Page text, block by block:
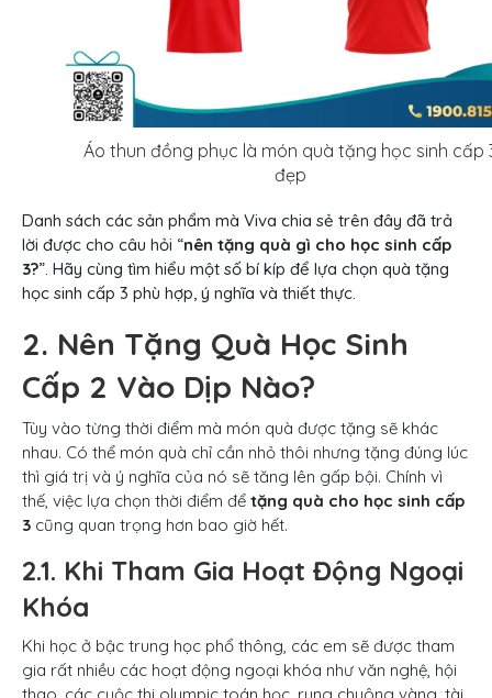
Áo thun đồng phục là món quà tặng học sinh cấp
đẹp
Danh sách các sản phẩm mà Viva chia sẻ trên đây đã trả
lời được cho câu hỏi “nên tặng quà gì cho học sinh cấp
3?”. Hãy cùng tìm hiểu một số bí kíp để lựa chọn quà tặng
học sinh cấp 3 phù hợp, ý nghĩa và thiết thực.
2. Nên Tặng Quà Học Sinh
Cấp 2 Vào Dịp Nào?
Tùy vào từng thời điểm mà món quà được tặng sẽ khác
nhau. Có thể món quà chỉ cần nhỏ thôi nhưng tặng đúng lúc
thì giá trị và ý nghĩa của nó sẽ tăng lên gấp bội. Chính vì
thế, việc lựa chọn thời điểm để tặng quà cho học sinh cấp
3 cũng quan trọng hơn bao giờ hết.
2.1. Khi Tham Gia Hoạt Động Ngoại
Khóa
Khi học ở bậc trung học phổ thông, các em sẽ được tham
gia rất nhiều các hoạt động ngoại khóa như văn nghệ, hội